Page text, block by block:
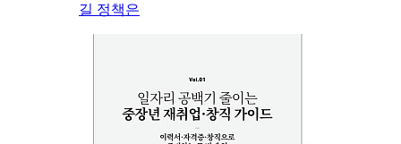
길 정책은